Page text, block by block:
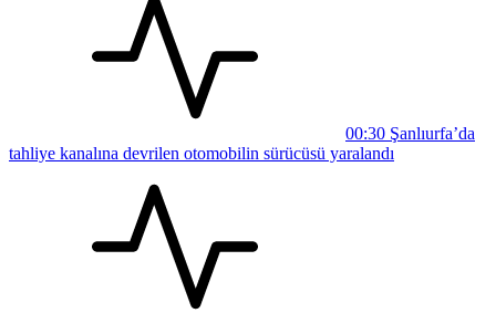
00:30 Şanlıurfa’da
tahliye kanalına devrilen otomobilin sürücüsü yaralandı